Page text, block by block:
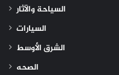
السياحة والآثار
السيارات
الشرق الأوسط
الصحه